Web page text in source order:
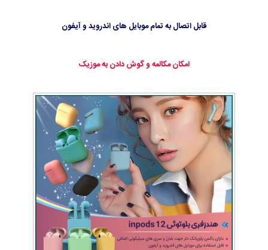
قابل اتصال به تمام موبایل های اندروید و آیفون
امکان مکالمه و گوش دادن به موزیک